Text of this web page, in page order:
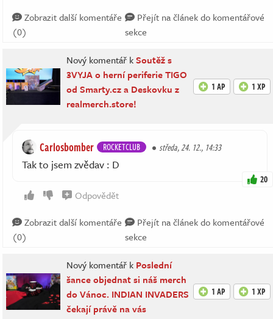
Zobrazit další komentáře
(0)
Přejít na článek do komentářové
sekce
Nový komentář kSoutěž s
3VYJA o herní periferie TIGO
od Smarty.cz a Deskovku z
realmerch.store!
1 AP 1 XP
Carlosbomber ROCKETCLUB středa, 24. 12., 14:33
Tak to jsem zvědav : D
20
Odpovědět
Zobrazit další komentáře
(0)
Přejít na článek do komentářové
sekce
Nový komentář k Poslední
šance objednat si náš merch
do Vánoc. INDIAN INVADERS
čekají právě na vás
1 AP 1 XP